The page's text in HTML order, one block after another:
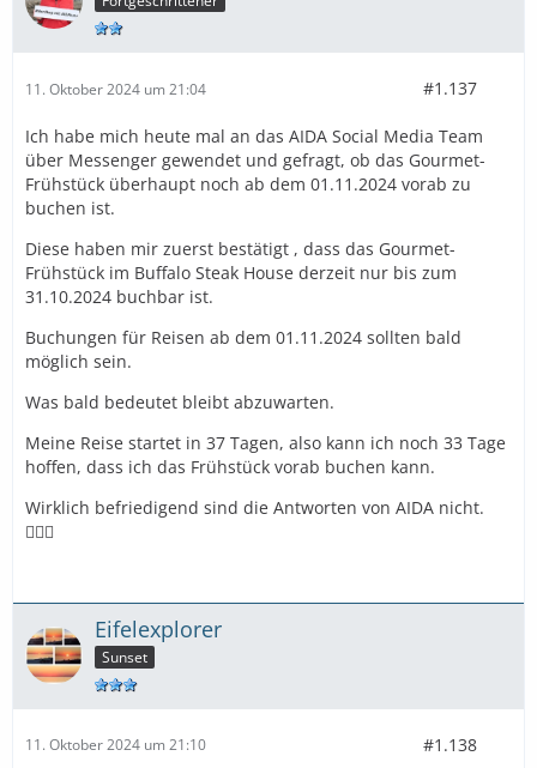
11. Oktober 2024 um 21:04 #1.137
Ich habe mich heute mal an das AIDA Social Media Team
über Messenger gewendet und gefragt, ob das Gourmet-
Frühstück überhaupt noch ab dem 01.11.2024 vorab zu
buchen ist.
Diese haben mir zuerst bestätigt , dass das Gourmet-
Frühstück im Buffalo Steak House derzeit nur bis zum
31.10.2024 buchbar ist.
Buchungen für Reisen ab dem 01.11.2024 sollten bald
möglich sein.
Was bald bedeutet bleibt abzuwarten.
Meine Reise startet in 37 Tagen, also kann ich noch 33 Tage
hoffen, dass ich das Frühstück vorab buchen kann.
Wirklich befriedigend sind die Antworten von AIDA nicht.
🤷🏻‍♀️
Eifelexplorer
Sunset
11. Oktober 2024 um 21:10 #1.138